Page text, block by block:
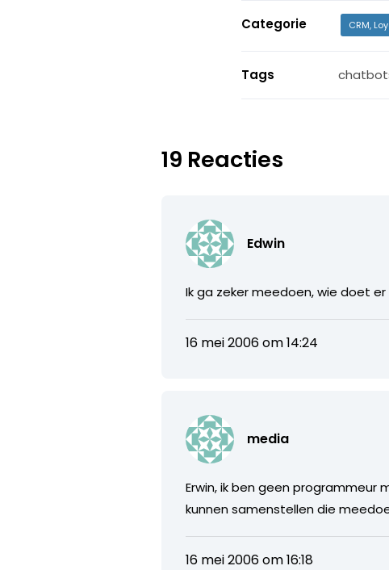
Categorie CRM,
Tags
19 Reacties
Edwin
Ik ga zeker meedoen, wie doet
16 mei 2006 om 14:24
media
Erwin, ik ben geen
kunnen samenstellen die
16 mei 2006 om 16:18